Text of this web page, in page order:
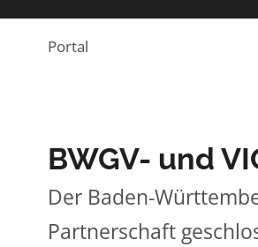
Portal
BWGV- und
Der Baden-
Partnerschaft